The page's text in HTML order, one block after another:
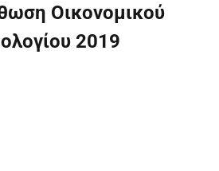
Οικονομικού
2019